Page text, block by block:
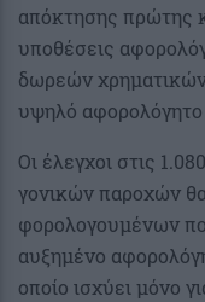
απόκτησης πρώτης
υποθέσεις
δωρεών χρηματικών
υψηλό
Οι έλεγχοι στις
γονικών παροχών
φορολογουμένων
αυξημένο
οποίο ισχύει μόνο